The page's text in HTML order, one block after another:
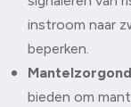
instroom naar
beperken.
bieden om